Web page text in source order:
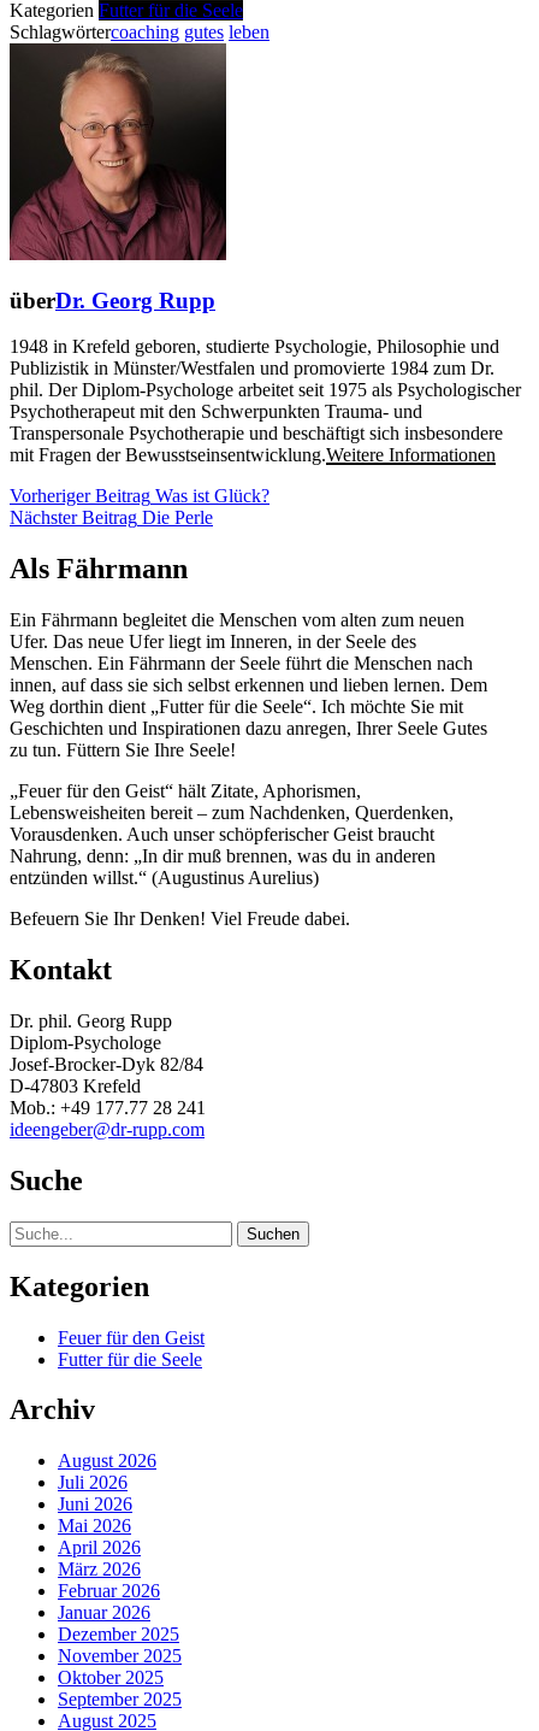
Kategorien Futter für die Seele
Schlagwörtercoaching gutes leben
überDr. Georg Rupp
1948 in Krefeld geboren, studierte Psychologie, Philosophie und
Publizistik in Münster/Westfalen und promovierte 1984 zum Dr.
phil. Der Diplom-Psychologe arbeitet seit 1975 als Psychologischer
Psychotherapeut mit den Schwerpunkten Trauma- und
Transpersonale Psychotherapie und beschäftigt sich insbesondere
mit Fragen der Bewusstseinsentwicklung.Weitere Informationen
Beitragsnavigation
Vorheriger Beitrag Was ist Glück?Vorheriger
Nächster Beitrag Die PerleNächster
Als Fährmann
Ein Fährmann begleitet die Menschen vom alten zum neuen
Ufer. Das neue Ufer liegt im Inneren, in der Seele des
Menschen. Ein Fährmann der Seele führt die Menschen nach
innen, auf dass sie sich selbst erkennen und lieben lernen. Dem
Weg dorthin dient „Futter für die Seele“. Ich möchte Sie mit
Geschichten und Inspirationen dazu anregen, Ihrer Seele Gutes
zu tun. Füttern Sie Ihre Seele!
„Feuer für den Geist“ hält Zitate, Aphorismen,
Lebensweisheiten bereit – zum Nachdenken, Querdenken,
Vorausdenken. Auch unser schöpferischer Geist braucht
Nahrung, denn: „In dir muß brennen, was du in anderen
entzünden willst.“ (Augustinus Aurelius)
Befeuern Sie Ihr Denken! Viel Freude dabei.
Kontakt
Dr. phil. Georg Rupp
Diplom-Psychologe
Josef-Brocker-Dyk 82/84
D-47803 Krefeld
Mob.: +49 177.77 28 241
ideengeber@dr-rupp.com
Suche
Suche
Kategorien
Feuer für den Geist
Futter für die Seele
Archiv
August 2026
Juli 2026
Juni 2026
Mai 2026
April 2026
März 2026
Februar 2026
Januar 2026
Dezember 2025
November 2025
Oktober 2025
September 2025
August 2025